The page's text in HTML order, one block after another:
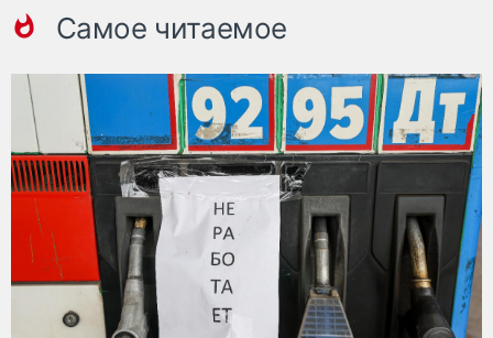
Самое читаемое